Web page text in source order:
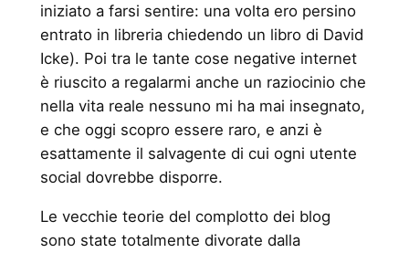
iniziato a farsi sentire: una volta ero persino
entrato in libreria chiedendo un libro di David
Icke). Poi tra le tante cose negative internet
è riuscito a regalarmi anche un raziocinio che
nella vita reale nessuno mi ha mai insegnato,
e che oggi scopro essere raro, e anzi è
esattamente il salvagente di cui ogni utente
social dovrebbe disporre.
Le vecchie teorie del complotto dei blog
sono state totalmente divorate dalla